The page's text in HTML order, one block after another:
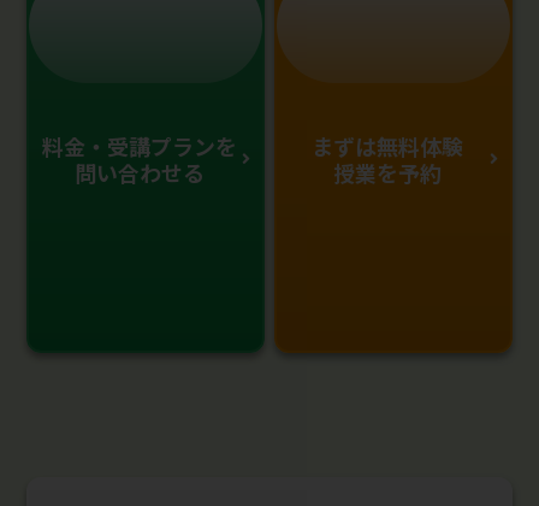
料金・受講プランを
問い合わせる
まずは無料体験
授業を予約